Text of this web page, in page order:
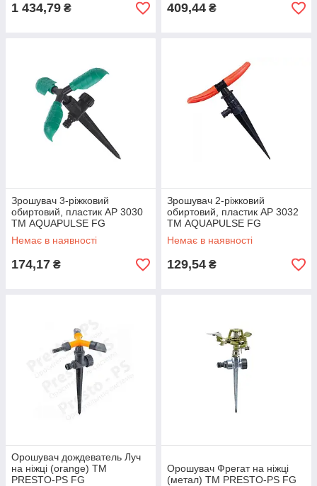
1 434,79 ₴ 409,44 ₴
Зрошувач 3-ріжковий
обиртовий, пластик AP 3030
ТМ AQUAPULSE FG
Немає в наявності
174,17 ₴
Зрошувач 2-ріжковий
обиртовий, пластик AP 3032
ТМ AQUAPULSE FG
Немає в наявності
129,54 ₴
Орошувач дождеватель Луч
на ніжці (orange) ТМ
PRESTO-PS FG
Орошувач Фрегат на ніжці
(метал) ТМ PRESTO-PS FG